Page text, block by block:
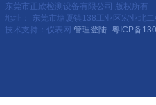
东莞市正欣检测设备有限公司 版权所有
地址： 东莞市塘厦镇138工业区宏业北
技术支持：仪表网 管理登陆 粤ICP备